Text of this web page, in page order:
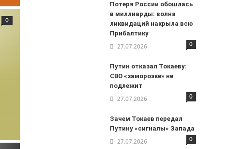
0
Потеря России обошлась
в миллиарды: волна
ликвидаций накрыла всю
Прибалтику
27.07.2026 0
Путин отказал Токаеву:
СВО «заморозке» не
подлежит
27.07.2026 0
Зачем Токаев передал
Путину «сигналы» Запада
27.07.2026 0